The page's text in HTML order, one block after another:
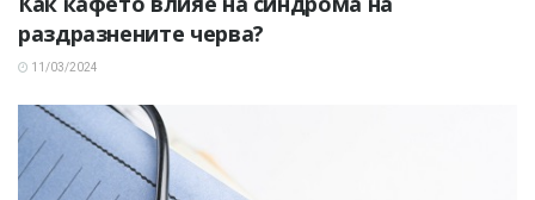
раздразнените черва?
11/03/2024